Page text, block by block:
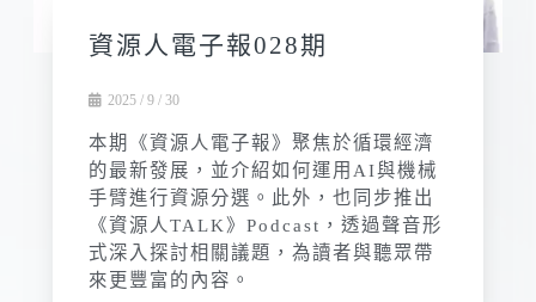
資源人電子報028期
2025 / 9 / 30
本期《資源人電子報》聚焦於循環經濟
的最新發展，並介紹如何運用AI與機械
手臂進行資源分選。此外，也同步推出
《資源人TALK》Podcast，透過聲音形
式深入探討相關議題，為讀者與聽眾帶
來更豐富的內容。